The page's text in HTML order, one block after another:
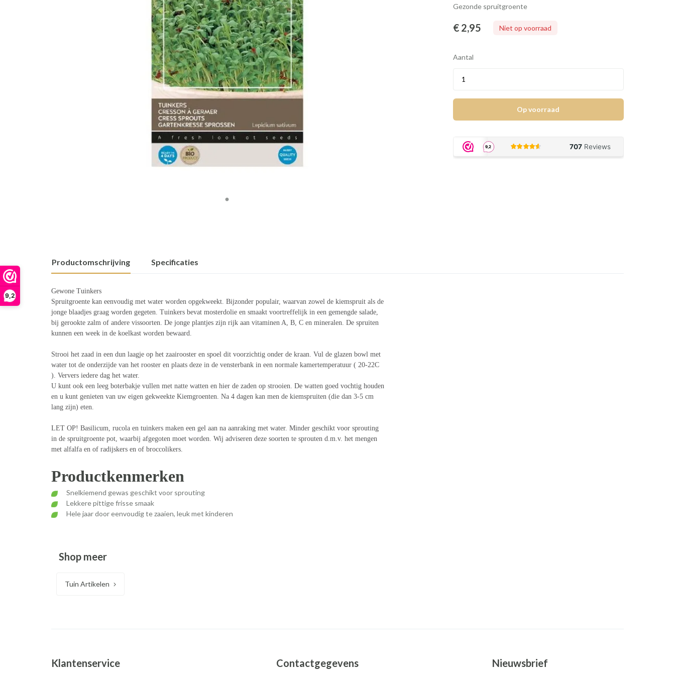
9,2
Gezonde spruitgroente
€ 2,95 Niet op voorraad
Aantal
Op voorraad
Productomschrijving Specificaties
Gewone Tuinkers
Spruitgroente kan eenvoudig met water worden opgekweekt. Bijzonder populair, waarvan zowel de kiemspruit als de
jonge blaadjes graag worden gegeten. Tuinkers bevat mosterdolie en smaakt voortreffelijk in een gemengde salade,
bij gerookte zalm of andere vissoorten. De jonge plantjes zijn rijk aan vitaminen A, B, C en mineralen. De spruiten
kunnen een week in de koelkast worden bewaard.
Strooi het zaad in een dun laagje op het zaairooster en spoel dit voorzichtig onder de kraan. Vul de glazen bowl met
water tot de onderzijde van het rooster en plaats deze in de vensterbank in een normale kamertemperatuur ( 20-22C
). Ververs iedere dag het water.
U kunt ook een leeg boterbakje vullen met natte watten en hier de zaden op strooien. De watten goed vochtig houden
en u kunt genieten van uw eigen gekweekte Kiemgroenten. Na 4 dagen kan men de kiemspruiten (die dan 3-5 cm
lang zijn) eten.
LET OP! Basilicum, rucola en tuinkers maken een gel aan na aanraking met water. Minder geschikt voor sprouting
in de spruitgroente pot, waarbij afgegoten moet worden. Wij adviseren deze soorten te sprouten d.m.v. het mengen
met alfalfa en of radijskers en of broccolikers.
Productkenmerken
Snelkiemend gewas geschikt voor sprouting
Lekkere pittige frisse smaak
Hele jaar door eenvoudig te zaaien, leuk met kinderen
Shop meer
Tuin Artikelen
Klantenservice Contactgegevens Nieuwsbrief